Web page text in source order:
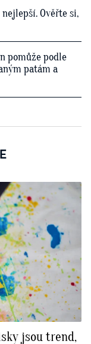
Ověřte si,
pomůže podle
patám a
jsou trend,